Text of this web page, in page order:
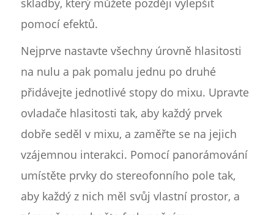
skladby, který můžete později vylepšit
pomocí efektů.
Nejprve nastavte všechny úrovně hlasitosti
na nulu a pak pomalu jednu po druhé
přidávejte jednotlivé stopy do mixu. Upravte
ovladače hlasitosti tak, aby každý prvek
dobře seděl v mixu, a zaměřte se na jejich
vzájemnou interakci. Pomocí panorámování
umístěte prvky do stereofonního pole tak,
aby každý z nich měl svůj vlastní prostor, a